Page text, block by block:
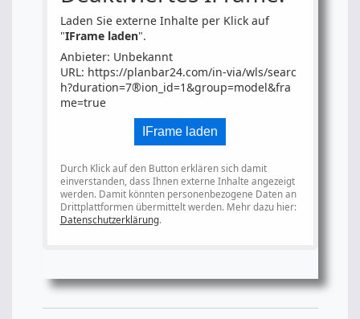
Laden Sie externe Inhalte per Klick auf
"IFrame laden".
Anbieter: Unbekannt
URL: https://planbar24.com/in-via/wls/searc
h?duration=7®ion_id=1&group=model&fra
me=true
IFrame laden
Durch Klick auf den Button erklären sich damit
einverstanden, dass Ihnen externe Inhalte angezeigt
werden. Damit könnten personenbezogene Daten an
Drittplattformen übermittelt werden. Mehr dazu hier:
Datenschutzerklärung.